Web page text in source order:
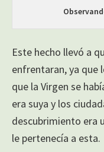
Este hecho llevó a
enfrentaran, ya que
que la Virgen se
era suya y los
descubrimiento era
le pertenecía a esta.